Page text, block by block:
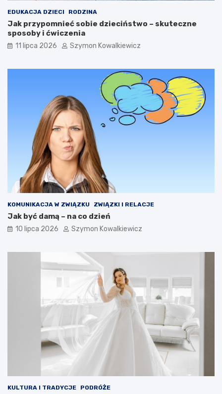
EDUKACJA DZIECI RODZINA
Jak przypomnieć sobie dzieciństwo – skuteczne
sposoby i ćwiczenia
11 lipca 2026 Szymon Kowalkiewicz
KOMUNIKACJA W ZWIĄZKU ZWIĄZKI I RELACJE
Jak być damą – na co dzień
10 lipca 2026 Szymon Kowalkiewicz
KULTURA I TRADYCJE PODRÓŻE